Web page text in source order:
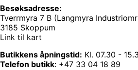
Besøksadresse:
Tverrmyra 7 B (Langmyra
3185 Skoppum
Link til kart
Butikkens åpningstid: Kl. 07.30 -
Telefon butikk: +47 33 04 18 89